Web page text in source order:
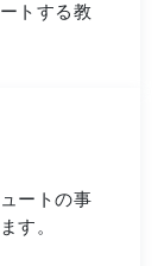
トする教
ートの事
す。